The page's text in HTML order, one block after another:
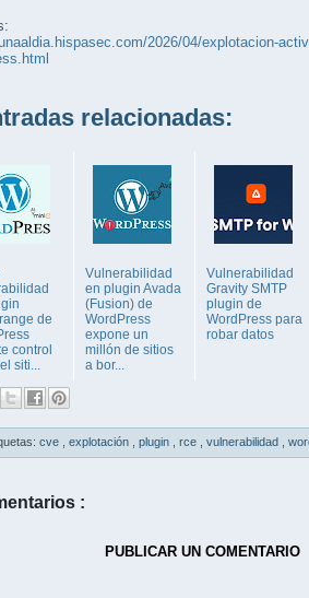
2026/04/explotacion-
relacionadas:
de
control
siti...
Vulnerabilidad
en plugin Avada
(Fusion) de
WordPress
expone un
millón de sitios
a bor...
Vulnerabilidad
Gravity SMTP
plugin de
WordPress para
robar datos
cve explotación plugin rce vulnerabilidad
:
PUBLICAR UN COMENTARIO